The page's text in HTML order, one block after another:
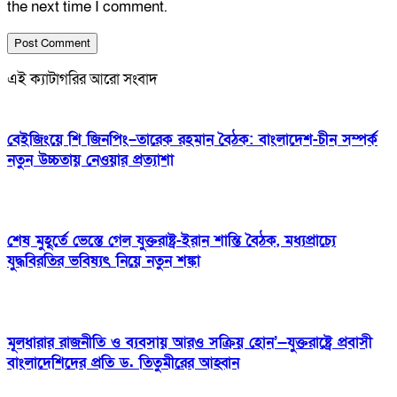
the next time I comment.
এই ক্যাটাগরির আরো সংবাদ
বেইজিংয়ে শি জিনপিং–তারেক রহমান বৈঠক: বাংলাদেশ-চীন সম্পর্ক
নতুন উচ্চতায় নেওয়ার প্রত্যাশা
শেষ মুহূর্তে ভেস্তে গেল যুক্তরাষ্ট্র-ইরান শান্তি বৈঠক, মধ্যপ্রাচ্যে
যুদ্ধবিরতির ভবিষ্যৎ নিয়ে নতুন শঙ্কা
মূলধারার রাজনীতি ও ব্যবসায় আরও সক্রিয় হোন’—যুক্তরাষ্ট্রে প্রবাসী
বাংলাদেশিদের প্রতি ড. তিতুমীরের আহ্বান